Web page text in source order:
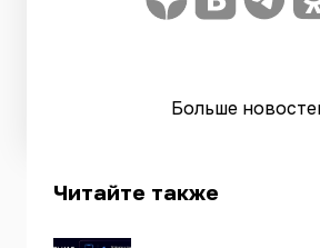
Больше
Читайте также